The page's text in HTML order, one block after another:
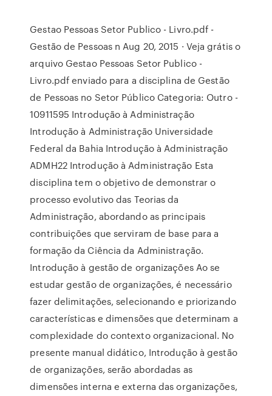
Gestao Pessoas Setor Publico - Livro.pdf -
Gestão de Pessoas n Aug 20, 2015 · Veja grátis o
arquivo Gestao Pessoas Setor Publico -
Livro.pdf enviado para a disciplina de Gestão
de Pessoas no Setor Público Categoria: Outro -
10911595 Introdução à Administração
Introdução à Administração Universidade
Federal da Bahia Introdução à Administração
ADMH22 Introdução à Administração Esta
disciplina tem o objetivo de demonstrar o
processo evolutivo das Teorias da
Administração, abordando as principais
contribuições que serviram de base para a
formação da Ciência da Administração.
Introdução à gestão de organizações Ao se
estudar gestão de organizações, é necessário
fazer delimitações, selecionando e priorizando
características e dimensões que determinam a
complexidade do contexto organizacional. No
presente manual didático, Introdução à gestão
de organizações, serão abordadas as
dimensões interna e externa das organizações,